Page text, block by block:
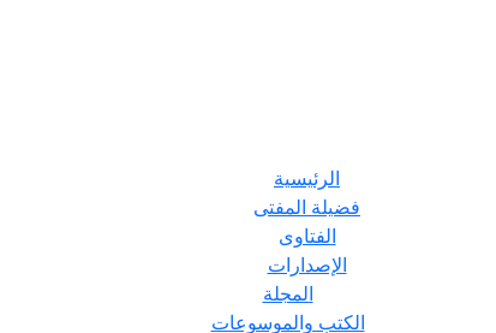
الرئيسية
فضيلة المفتى
الفتاوى
الإصدارات
المجلة
الكتب والموسوعات